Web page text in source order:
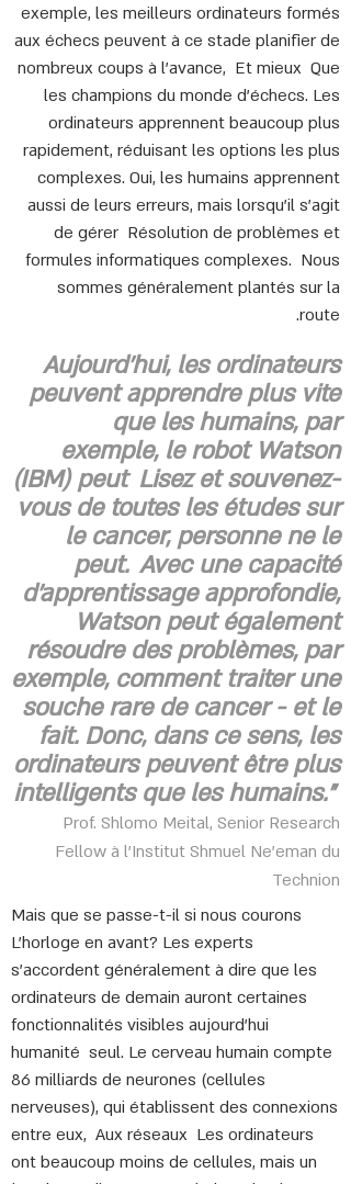
exemple, les meilleurs ordinateurs formés
aux échecs peuvent à ce stade planifier de
nombreux coups à l'avance, Et mieux Que
les champions du monde d'échecs. Les
ordinateurs apprennent beaucoup plus
rapidement, réduisant les options les plus
complexes. Oui, les humains apprennent
aussi de leurs erreurs, mais lorsqu'il s'agit
de gérer Résolution de problèmes et
formules informatiques complexes. Nous
sommes généralement plantés sur la
route.
Aujourd'hui, les ordinateurs
peuvent apprendre plus vite
que les humains, par
exemple, le robot Watson
(IBM) peut Lisez et souvenez-
vous de toutes les études sur
le cancer, personne ne le
peut. Avec une capacité
d'apprentissage approfondie,
Watson peut également
résoudre des problèmes, par
exemple, comment traiter une
souche rare de cancer - et le
fait. Donc, dans ce sens, les
ordinateurs peuvent être plus
intelligents que les humains."
Prof. Shlomo Meital, Senior Research
Fellow à l'Institut Shmuel Ne'eman du
Technion
Mais que se passe-t-il si nous courons
L'horloge en avant? Les experts
s'accordent généralement à dire que les
ordinateurs de demain auront certaines
fonctionnalités visibles aujourd'hui
humanité seul. Le cerveau humain compte
86 milliards de neurones (cellules
nerveuses), qui établissent des connexions
entre eux, Aux réseaux Les ordinateurs
ont beaucoup moins de cellules, mais un